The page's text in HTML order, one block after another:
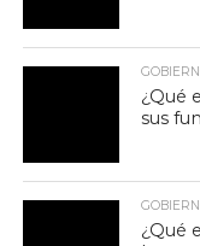
¿Qué
sus
¿Qué